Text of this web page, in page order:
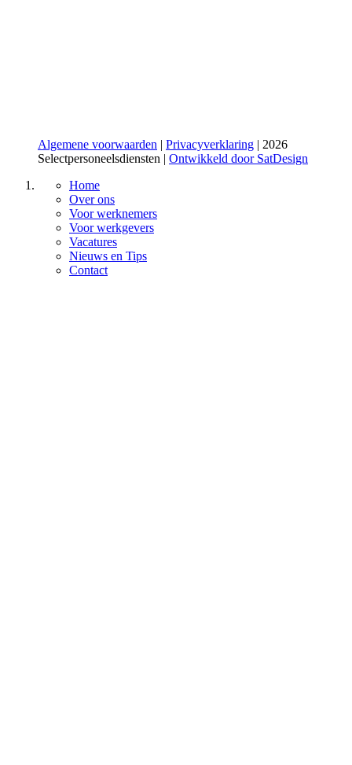
Algemene voorwaarden Privacyverklaring | 2026
Selectpersoneelsdiensten | Ontwikkeld door SatDesign
Home
Over ons
Voor werknemers
Voor werkgevers
Vacatures
Nieuws en Tips
Contact